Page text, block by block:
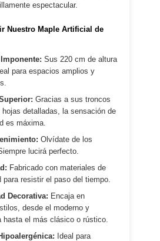
espectacular.
Nuestro Maple Artificial de
Sus 220 cm de altura
para espacios amplios y
Gracias a sus troncos
hojas detalladas, la sensación de
es máxima.
Olvídate de los
lucirá perfecto.
Fabricado con materiales de
para resistir el paso del tiempo.
Decorativa: Encaja en
desde el moderno y
hasta el más clásico o rústico.
Ideal para